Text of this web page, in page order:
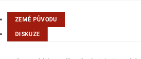
ZEMĚ PŮVODU
DISKUZE